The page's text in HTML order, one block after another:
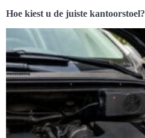
Hoe kiest u de juiste kantoorstoel?